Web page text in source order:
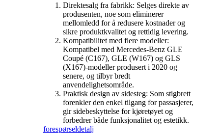
Direktesalg fra fabrikk: Selges direkte av
produsenten, noe som eliminerer
mellomledd for å redusere kostnader og
sikre produktkvalitet og rettidig levering.
Kompatibilitet med flere modeller:
Kompatibel med Mercedes-Benz GLE
Coupé (C167), GLE (W167) og GLS
(X167)-modeller produsert i 2020 og
senere, og tilbyr bredt
anvendelighetsområde.
Praktisk design av sidesteg: Som stigbrett
forenkler den enkel tilgang for passasjerer,
gir sidebeskyttelse for kjøretøyet og
forbedrer både funksjonalitet og estetikk.
forespørseldetalj